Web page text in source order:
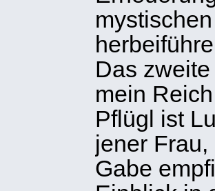
Das
mein
Pflügl ist
jener
Gabe